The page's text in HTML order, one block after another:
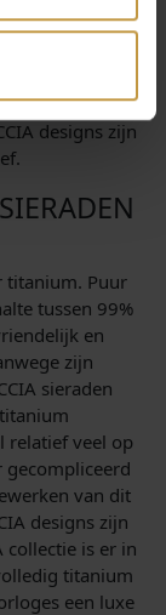
en sieraden
designs zijn
titanium. Puur
tussen 99%
en
zijn
sieraden
relatief veel op
van dit
designs zijn
collectie is er in
titanium
een luxe